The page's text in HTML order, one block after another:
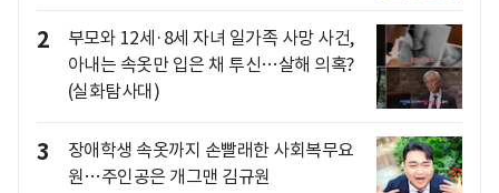
2
부모와 12세·8세 자녀 일가족 사망 사건,
아내는 속옷만 입은 채 투신…살해 의혹?
(실화탐사대)
3
장애학생 속옷까지 손빨래한 사회복무요
원…주인공은 개그맨 김규원